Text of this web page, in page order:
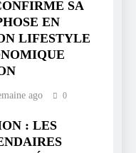
SA
EN
LIFESTYLE
ago 0
: LES